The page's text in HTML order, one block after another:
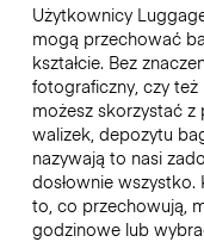
Użytkownicy
mogą przechować
kształcie. Bez
fotograficzny, czy też
możesz skorzystać
walizek, depozytu
nazywają to nasi
dosłownie
to, co przechowują,
godzinowe lub